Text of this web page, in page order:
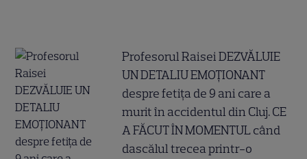
Profesorul Raisei DEZVĂLUIE
UN DETALIU EMOȚIONANT
despre fetița de 9 ani care a
murit în accidentul din Cluj. CE
A FĂCUT ÎN MOMENTUL când
dascălul trecea printr-o